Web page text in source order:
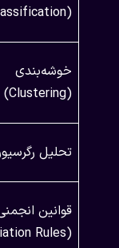
(Classification)
خوشه‌بندی
(Clustering)
تحلیل
قوانین
(Association Rules)